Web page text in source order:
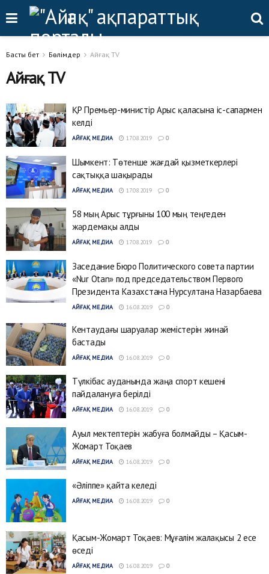
Басты бет Бөлімдер Айғақ TV
Айғақ TV
ҚР Премьер-министір Арыс қаласына іс-сапармен
келді
АЙҒАҚ МЕДИА 17.08.2019 0
Шымкент: Төтенше жағдай қызметкерлері
сақтыққа шақырады
АЙҒАҚ МЕДИА 17.08.2019 0
58 мың Арыс тұрғыны 100 мың теңгеден
жәрдемақы алды
АЙҒАҚ МЕДИА 17.08.2019 0
Заседание Бюро Политического совета партии
«Nur Otan» под председательством Первого
Президента Казахстана Нурсултана Назарбаева
АЙҒАҚ МЕДИА 16.08.2019 0
Кентаудағы шаруалар жемістерін жинай
бастады
АЙҒАҚ МЕДИА 16.08.2019 0
Түлкібас ауданында жаңа спорт кешені
пайдалануға берілді
АЙҒАҚ МЕДИА 16.08.2019 0
Ауыл мектептерін жабуға болмайды – Қасым-
Жомарт Тоқаев
АЙҒАҚ МЕДИА 16.08.2019 0
«Әліппе» қайта келеді
АЙҒАҚ МЕДИА 16.08.2019 0
Қасым-Жомарт Тоқаев: Мұғалім жалақысы 2 есе
өседі
АЙҒАҚ МЕДИА 16.08.2019 0